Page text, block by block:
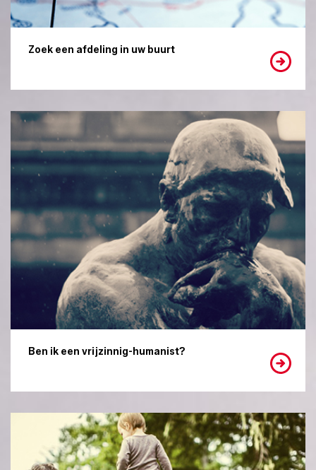
Zoek een afdeling in uw buurt
Ben ik een vrijzinnig-humanist?